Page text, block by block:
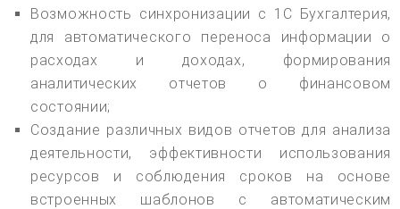
Возможность синхронизации с 1С Бухгалтерия,
для автоматического переноса информации о
расходах и доходах, формирования
аналитических отчетов о финансовом
состоянии;
Создание различных видов отчетов для анализа
деятельности, эффективности использования
ресурсов и соблюдения сроков на основе
встроенных шаблонов с автоматическим